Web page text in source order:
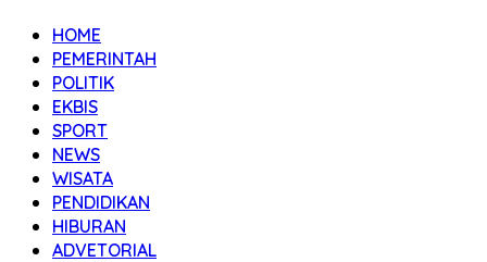
HOME
PEMERINTAH
POLITIK
EKBIS
SPORT
NEWS
WISATA
PENDIDIKAN
HIBURAN
ADVETORIAL